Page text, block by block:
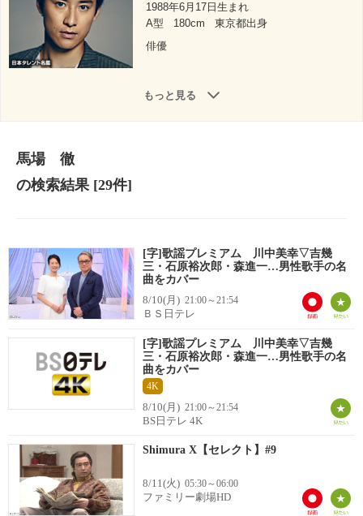
1988年6月17日生まれ
A型
180cm
東京都出身
俳優
もっと見る
馬場 徹
の検索結果[29件]
[字]歌謡プレミアム 川中美幸▽吉幾
三・石原裕次郎・森進一…男性歌手の名
曲をカバー
8/10(月) 21:00～21:54
ＢＳ日テレ
[字]歌謡プレミアム 川中美幸▽吉幾
三・石原裕次郎・森進一…男性歌手の名
曲をカバー
4K
8/10(月) 21:00～21:54
BS日テレ 4K
Shimura X【セレクト】#9
8/11(火) 05:30～06:00
ファミリー劇場HD